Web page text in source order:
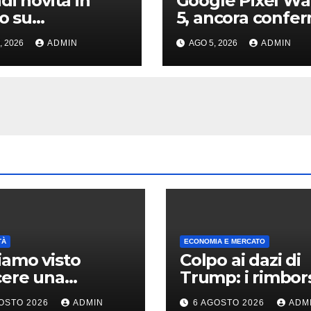
su
“@tutti”
chat di
e non solo
2026 ADMIN
5, ancora
sulle pochissime
novità hardware
AGO 5, 2026 ADMIN
visto
una
l’evento
2026 ADMIN
ECONOMIA E MERCATO
Colpo ai dazi di
Trump: i
hanno già
6 AGOSTO 2026